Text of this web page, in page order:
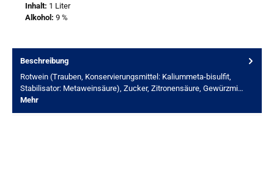
Inhalt: 1 Liter
Alkohol: 9 %
Beschreibung
Rotwein (Trauben, Konservierungsmittel: Kaliummeta-bisulfit,
Stabilisator: Metaweinsäure), Zucker, Zitronensäure, Gewürzmi…
Mehr